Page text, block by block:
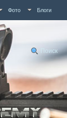
Фото Блоги
Поиск